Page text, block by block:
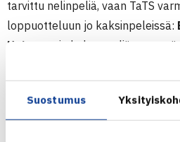
Suostumus
tarvittu nelinpeliä, vaan TaTS
loppuotteluun jo kaksinpeleissä:
Heinon
vain kolme peliä
, joka tosin yritti
kolmanteen erään, mutta joutui
5-7 tappiossa.
Perussarjan voittanut Smash